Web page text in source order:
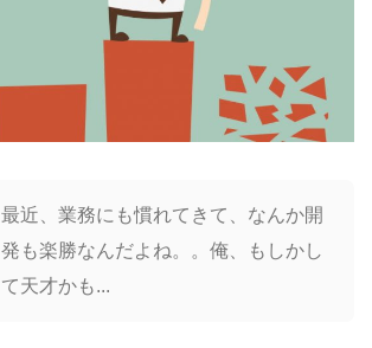
最近、業務にも慣れてきて、なんか開
発も楽勝なんだよね。。俺、もしかし
て天才かも...